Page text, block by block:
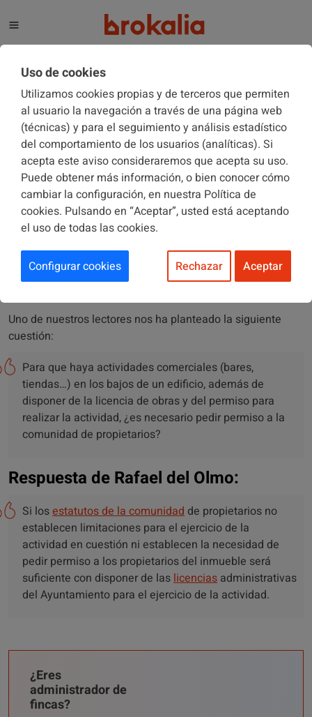
El blog de Brokalia
COMUNIDADES DE PROPIETARIOS 02/11/2019
¿Es necesario pedir permiso a la
comunidad para que haya
actividades comerciales en un
edificio?
Uno de nuestros lectores nos ha planteado la siguiente
cuestión:
Para que haya actividades comerciales (bares,
tiendas…) en los bajos de un edificio, además de
disponer de la licencia de obras y del permiso para
realizar la actividad, ¿es necesario pedir permiso a la
comunidad de propietarios?
Respuesta de Rafael del Olmo:
Si losestatutos de la comunidad de propietarios no
establecen limitaciones para el ejercicio de la
actividad en cuestión ni establecen la necesidad de
pedir permiso a los propietarios del inmueble será
suficiente con disponer de laslicencias administrativas
del Ayuntamiento para el ejercicio de la actividad.
¿Eres
administrador de
fincas?
Uso de cookies
Utilizamos cookies propias y de terceros que permiten
al usuario la navegación a través de una página web
(técnicas) y para el seguimiento y análisis estadístico
del comportamiento de los usuarios (analíticas). Si
acepta este aviso consideraremos que acepta su uso.
Puede obtener más información, o bien conocer cómo
cambiar la configuración, en nuestra Política de
cookies. Pulsando en “Aceptar”, usted está aceptando
el uso de todas las cookies.
Configurar cookies Rechazar Aceptar